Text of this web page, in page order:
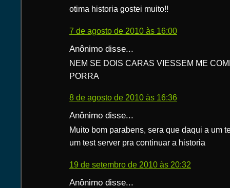
otima historia gostei muito!!
7 de agosto de 2010 às 16:00
Anônimo disse...
NEM SE DOIS CARAS VIESSEM ME
PORRA
8 de agosto de 2010 às 16:36
Anônimo disse...
Muito bom parabens, sera que daqui a um
um test server pra continuar a historia
19 de setembro de 2010 às 20:32
Anônimo disse...